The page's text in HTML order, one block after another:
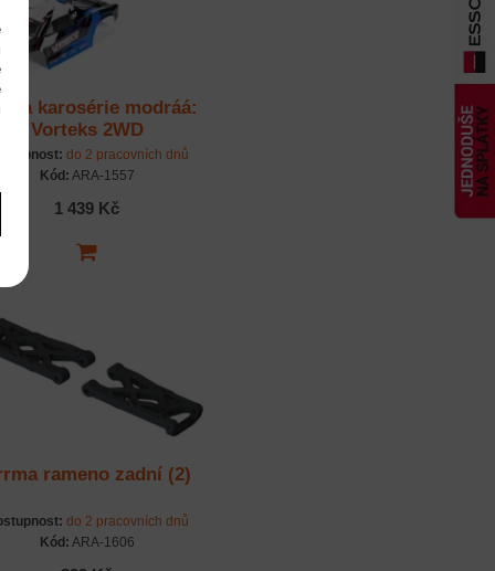
karosérie modráá:
Vorteks 2WD
do 2 pracovních dnů
Kód: ARA-1557
1 439 Kč
rameno zadní (2)
do 2 pracovních dnů
Kód: ARA-1606